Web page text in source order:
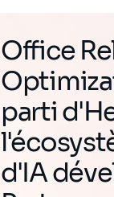
Office
parti
d'IA